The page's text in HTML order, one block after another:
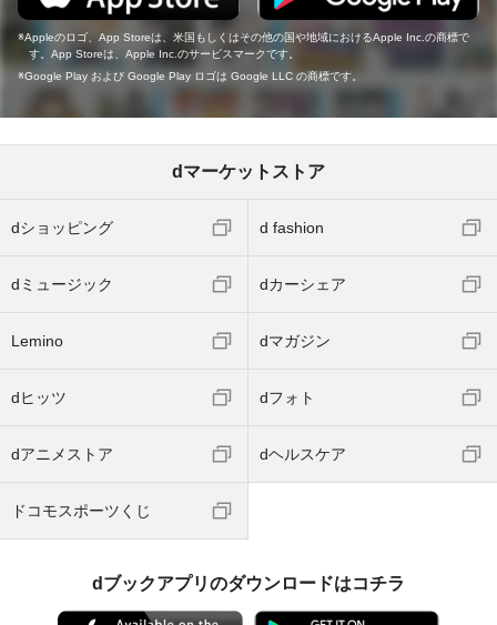
Appleのロゴ、App Storeは、米国もしくはその他の国や地域におけるApple Inc.の商標で
す。App Storeは、Apple Inc.のサービスマークです。
Google Play および Google Play ロゴは Google LLC の商標です。
dマーケットストア
dショッピング d fashion
dミュージック dカーシェア
Lemino dマガジン
dヒッツ dフォト
dアニメストア dヘルスケア
ドコモスポーツくじ
dブックアプリのダウンロードはコチラ